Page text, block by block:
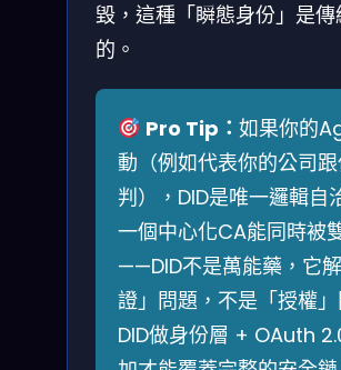
毀，這種「瞬態身份」是
的。
Pro Tip： 如果你的
動（例如代表你的公司
判），DID是唯一邏輯自
一個中心化CA能同時被
——DID不是萬能藥，它
證」問題，不是「授權
DID做身份層 + OAuth